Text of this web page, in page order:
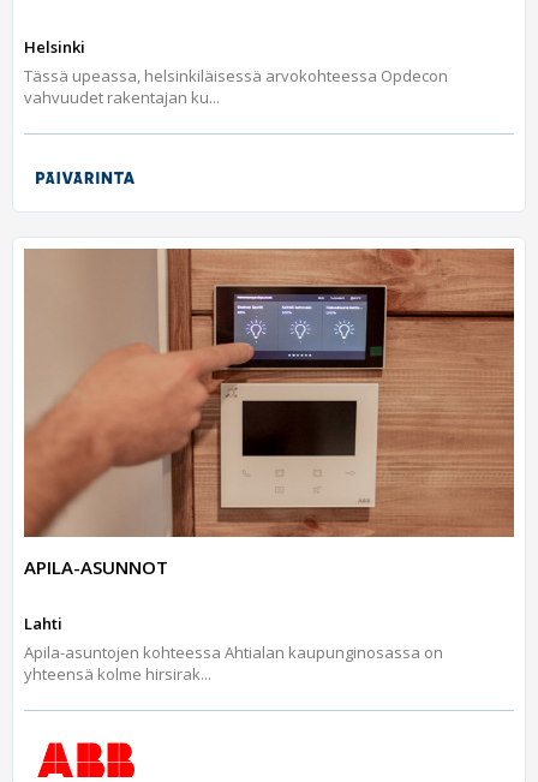
Helsinki
Tässä upeassa, helsinkiläisessä arvokohteessa Opdecon
vahvuudet rakentajan ku...
APILA-ASUNNOT
Lahti
Apila-asuntojen kohteessa Ahtialan kaupunginosassa on
yhteensä kolme hirsirak...